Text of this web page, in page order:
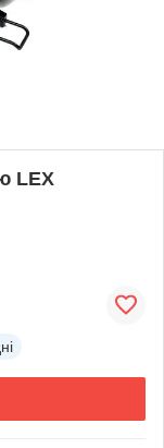
LEX